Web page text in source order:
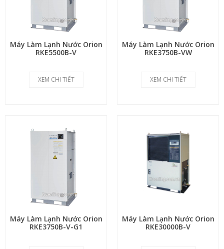
Máy Làm Lạnh Nước Orion
RKE5500B-V
XEM CHI TIẾT
Máy Làm Lạnh Nước Orion
RKE3750B-VW
XEM CHI TIẾT
Máy Làm Lạnh Nước Orion
RKE3750B-V-G1
Máy Làm Lạnh Nước Orion
RKE30000B-V